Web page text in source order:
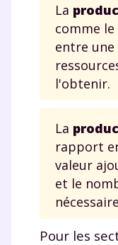
La
comme
entre
l'obtenir.
La
rapport
valeur
et le
Pour les